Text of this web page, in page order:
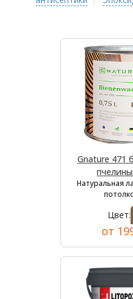
Gnature 471
Натуральная
Цвет:
от